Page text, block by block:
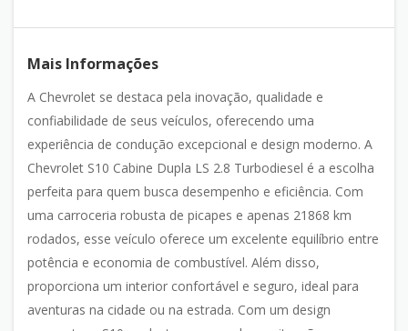
Mais Informações
A Chevrolet se destaca pela inovação, qualidade e
confiabilidade de seus veículos, oferecendo uma
experiência de condução excepcional e design moderno. A
Chevrolet S10 Cabine Dupla LS 2.8 Turbodiesel é a escolha
perfeita para quem busca desempenho e eficiência. Com
uma carroceria robusta de picapes e apenas 21868 km
rodados, esse veículo oferece um excelente equilíbrio entre
potência e economia de combustível. Além disso,
proporciona um interior confortável e seguro, ideal para
aventuras na cidade ou na estrada. Com um design